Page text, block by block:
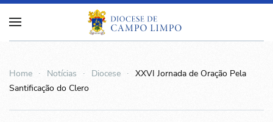
Home Notícias Diocese
XXVI Jornada de Oração Pela
Santificação do Clero